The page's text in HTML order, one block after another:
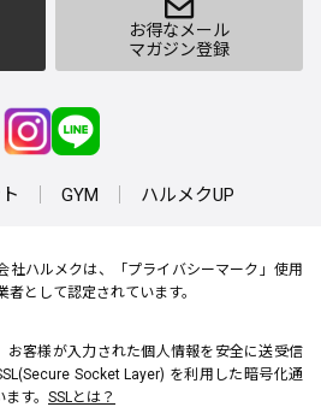
お得なメール
マガジン登録
GYM ハルメクUP
社ハルメクは、「プライバシーマーク」使用
者として認定されています。
お客様が入力された個人情報を安全に送受信
Socket Layer) を利用した暗号化通
す。 SSLとは？